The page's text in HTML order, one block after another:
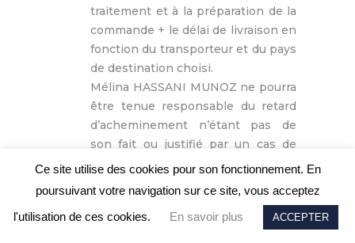
traitement et à la préparation de la
commande + le délai de livraison en
fonction du transporteur et du pays
de destination choisi.
Mélina HASSANI MUNOZ ne pourra
être tenue responsable du retard
d’acheminement n’étant pas de
son fait ou justifié par un cas de
force majeure (tel que défini ci-
En cas de dépassement du délai de
livraison de 30 jours ouvrés, le
Ce site utilise des cookies pour son fonctionnement. En
poursuivant votre navigation sur ce site, vous acceptez
l'utilisation de ces cookies.
En savoir plus ACCEPTER